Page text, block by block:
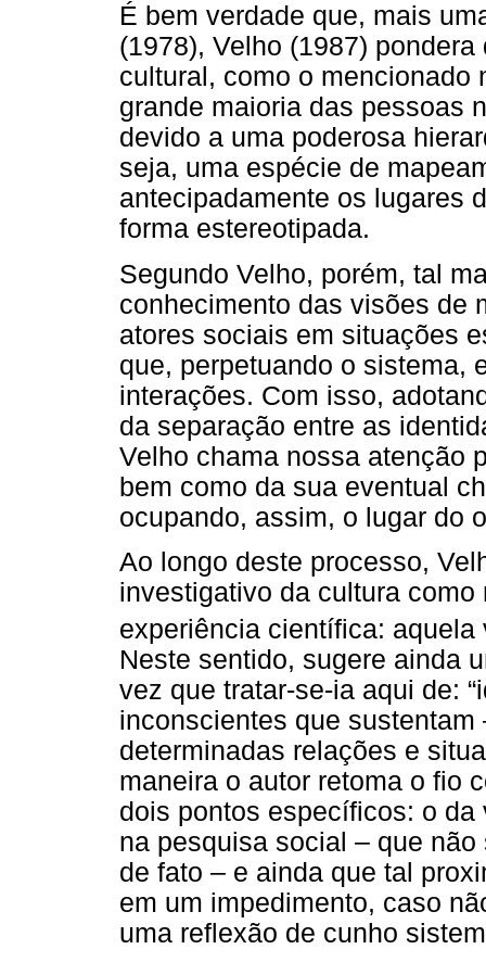
É bem verdade que, mais
(1978), Velho (1987)
cultural, como o mencionado
grande maioria das pessoas
devido a uma poderosa
seja, uma espécie de
antecipadamente os lugares
forma estereotipada.
Segundo Velho, porém, tal
conhecimento das visões de
atores sociais em situações
que, perpetuando o sistema,
interações. Com isso,
da separação entre as
Velho chama nossa atenção
bem como da sua eventual
ocupando, assim, o lugar do
Ao longo deste processo,
investigativo da cultura
experiência científica:
Neste sentido, sugere ainda
vez que tratar-se-ia aqui de:
inconscientes que
determinadas relações e
maneira o autor retoma o fio
dois pontos específicos: o
na pesquisa social – que
de fato – e ainda que tal
em um impedimento, caso
uma reflexão de cunho